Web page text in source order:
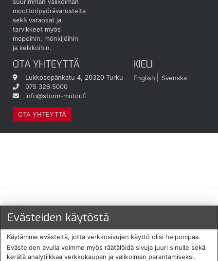
moottoripyörävarusteita
sekä varaosat ja
tarvikkeet myös
mopoihin, mönkijöihin
ja kelkkoihin.
OTA YHTEYTTÄ
Lukkosepänkatu 4, 20320 Turku
075 326 5000
info@storm-motor.fi
OTA YHTEYTTÄ
KIELI
English Svenska
Maksu- ja toimitustavat
Evästeiden käytöstä
Käytämme evästeitä, jotta verkkosivujen käyttö olisi helpompaa.
Evästeiden avulla voimme myös räätälöidä sivuja juuri sinulle sekä
kerätä analytiikkaa verkkokaupan ja valikoiman parantamiseksi.